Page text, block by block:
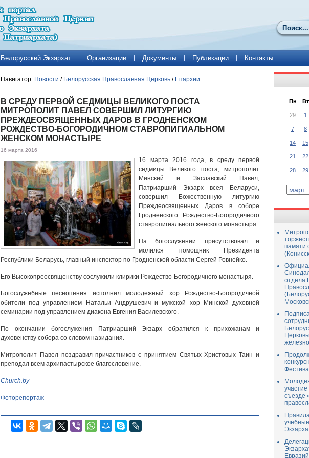
Поиск
Белорусский Экзархат Организации Документы Публикации Контакты
Навигатор: Новости / Белорусская Православная Церковь / Епархии
В СРЕДУ ПЕРВОЙ СЕДМИЦЫ ВЕЛИКОГО ПОСТА
МИТРОПОЛИТ ПАВЕЛ СОВЕРШИЛ ЛИТУРГИЮ
ПРЕЖДЕОСВЯЩЕННЫХ ДАРОВ В ГРОДНЕНСКОМ
РОЖДЕСТВО-БОГОРОДИЧНОМ СТАВРОПИГИАЛЬНОМ
ЖЕНСКОМ МОНАСТЫРЕ
16 марта 2016
16 марта 2016 года, в среду первой
седмицы Великого поста, митрополит
Минский и Заславский Павел,
Патриарший Экзарх всея Беларуси,
совершил Божественную литургию
Преждеосвященных Даров в соборе
Гродненского Рождество-Богородичного
ставропигиального женского монастыря.
На богослужении присутствовал и
молился помощник Президента
Республики Беларусь, главный инспектор по Гродненской области Сергей Ровнейко.
Его Высокопреосвященству сослужили клирики Рождество-Богородичного монастыря.
Богослужебные песнопения исполнил молодежный хор Рождество-Богородичной
обители под управлением Натальи Андрушевич и мужской хор Минской духовной
семинарии под управлением диакона Евгения Василевского.
По окончании богослужения Патриарший Экзарх обратился к прихожанам и
духовенству собора со словом назидания.
Митрополит Павел поздравил причастников с принятием Святых Христовых Таин и
преподал всем архипастырское благословение.
Church.by
Фоторепортаж
Пн Вт
29 1
7 8
14 15
21 22
28 29
памяти
отдела
съезде